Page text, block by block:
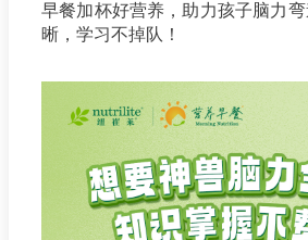
早餐加杯好营养，助力孩子脑力
晰，学习不掉队！